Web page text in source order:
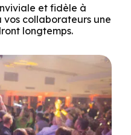
et fidèle à
collaborateurs une
longtemps.